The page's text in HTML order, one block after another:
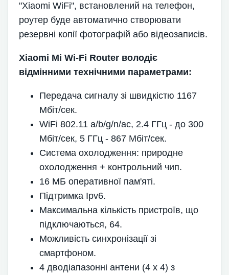
"Xiaomi WiFi", встановлений на телефон,
роутер буде автоматично створювати
резервні копії фотографій або відеозаписів.
Xiaomi Mi Wi-Fi Router володіє
відмінними технічними параметрами:
Передача сигналу зі швидкістю 1167
Мбіт/сек.
WiFi 802.11 a/b/g/n/ac, 2.4 ГГц - до 300
Мбіт/сек, 5 ГГц - 867 Мбіт/сек.
Система охолодження: природне
охолодження + контрольний чип.
16 МБ оперативної пам'яті.
Підтримка Ipv6.
Максимальна кількість пристроїв, що
підключаються, 64.
Можливість синхронізації зі
смартфоном.
4 дводіапазонні антени (4 х 4) з